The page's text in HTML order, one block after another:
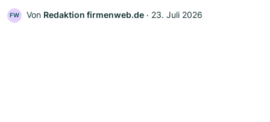
FW Von Redaktion firmenweb.de ‧ 23. Juli 2026